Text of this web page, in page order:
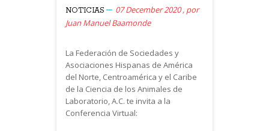
NOTICIAS 07 December 2020 , por
Juan Manuel Baamonde
La Federación de Sociedades y
Asociaciones Hispanas de América
del Norte, Centroamérica y el Caribe
de la Ciencia de los Animales de
Laboratorio, A.C. te invita a la
Conferencia Virtual: